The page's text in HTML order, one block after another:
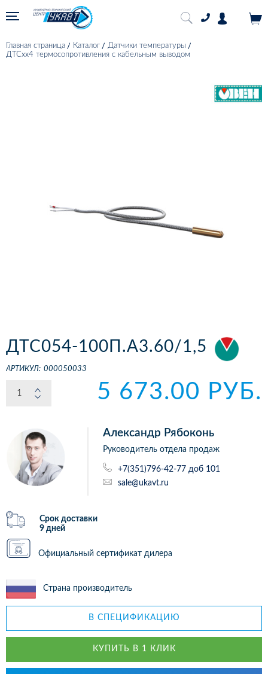
Главная страница Каталог
Датчики температуры
ДТСхх4 термосопротивления с кабельным выводом
ДТС054-100П.А3.60/1,5
АРТИКУЛ: 000050033
5 673.00 РУБ.
Александр Рябоконь
Руководитель отдела продаж
+7(351)796-42-77 доб 101
sale@ukavt.ru
Срок доставки
9 дней
Официальный сертификат дилера
Страна производитель
В СПЕЦИФИКАЦИЮ
КУПИТЬ В 1 КЛИК